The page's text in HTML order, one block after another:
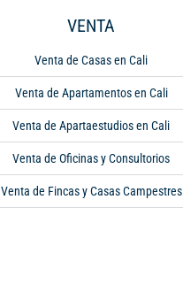
VENTA
Venta de Casas en Cali
Venta de Apartamentos en Cali
Venta de Apartaestudios en Cali
Venta de Oficinas y Consultorios
Venta de Fincas y Casas Campestres